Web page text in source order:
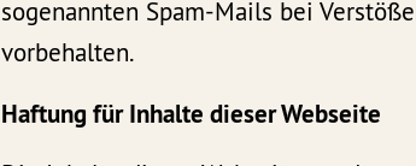
sogenannten Spam-Mails bei
vorbehalten.
Haftung für Inhalte dieser Webseite